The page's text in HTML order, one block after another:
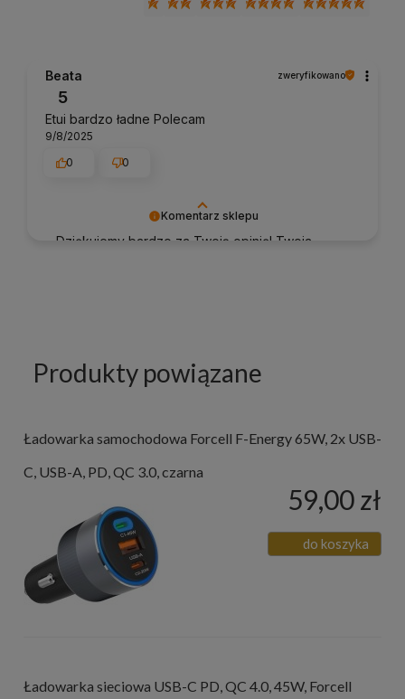
Komentarz sklepu
Dziękujemy bardzo za Twoją opinię! Twoja
Beata zweryfikowano
5
Etui bardzo ładne Polecam
9/8/2025
0
0
Produkty powiązane
Ładowarka samochodowa Forcell F-Energy 65W, 2x USB-
C, USB-A, PD, QC 3.0, czarna
59,00 zł
do koszyka
Ładowarka sieciowa USB-C PD, QC 4.0, 45W, Forcell